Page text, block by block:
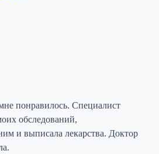
понравилось. Специалист
обследований,
и выписала лекарства. Доктор